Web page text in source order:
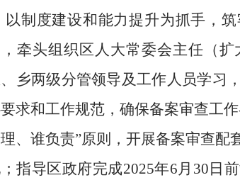
以制度建设和能力提升为抓手，
牵头组织区人大常委会主任（
乡两级分管领导及工作人员学习
求和工作规范，确保备案审查工
、谁负责”原则，开展备案审查配
指导区政府完成2025年6月30日